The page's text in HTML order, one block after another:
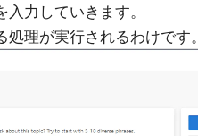
力していきます。
理が実行されるわけです。